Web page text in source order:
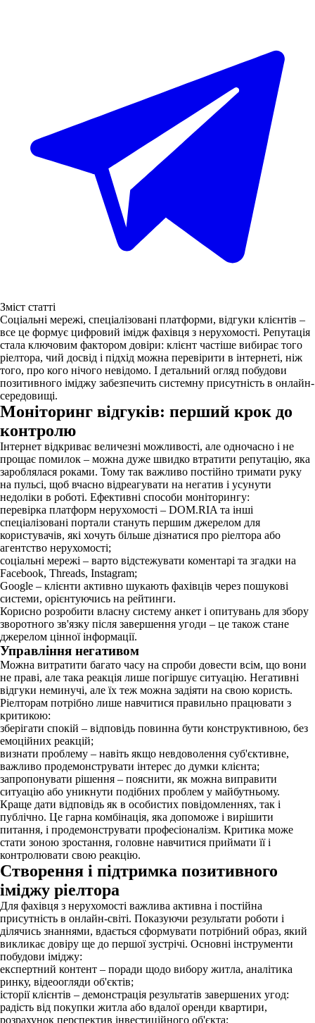
Зміст статті
Соціальні мережі, спеціалізовані платформи, відгуки клієнтів –
все це формує цифровий імідж фахівця з нерухомості. Репутація
стала ключовим фактором довіри: клієнт частіше вибирає того
ріелтора, чий досвід і підхід можна перевірити в інтернеті, ніж
того, про кого нічого невідомо. І детальний огляд побудови
позитивного іміджу забезпечить системну присутність в онлайн-
середовищі.
Моніторинг відгуків: перший крок до
контролю
Інтернет відкриває величезні можливості, але одночасно і не
прощає помилок – можна дуже швидко втратити репутацію, яка
зароблялася роками. Тому так важливо постійно тримати руку
на пульсі, щоб вчасно відреагувати на негатив і усунути
недоліки в роботі. Ефективні способи моніторингу:
перевірка платформ нерухомості – DOM.RIA та інші
спеціалізовані портали стануть першим джерелом для
користувачів, які хочуть більше дізнатися про ріелтора або
агентство нерухомості;
соціальні мережі – варто відстежувати коментарі та згадки на
Facebook, Threads, Instagram;
Google – клієнти активно шукають фахівців через пошукові
системи, орієнтуючись на рейтинги.
Корисно розробити власну систему анкет і опитувань для збору
зворотного зв'язку після завершення угоди – це також стане
джерелом цінної інформації.
Управління негативом
Можна витратити багато часу на спроби довести всім, що вони
не праві, але така реакція лише погіршує ситуацію. Негативні
відгуки неминучі, але їх теж можна задіяти на свою користь.
Ріелторам потрібно лише навчитися правильно працювати з
критикою:
зберігати спокій – відповідь повинна бути конструктивною, без
емоційних реакцій;
визнати проблему – навіть якщо невдоволення суб'єктивне,
важливо продемонструвати інтерес до думки клієнта;
запропонувати рішення – пояснити, як можна виправити
ситуацію або уникнути подібних проблем у майбутньому.
Краще дати відповідь як в особистих повідомленнях, так і
публічно. Це гарна комбінація, яка допоможе і вирішити
питання, і продемонструвати професіоналізм. Критика може
стати зоною зростання, головне навчитися приймати її і
контролювати свою реакцію.
Створення і підтримка позитивного
іміджу ріелтора
Для фахівця з нерухомості важлива активна і постійна
присутність в онлайн-світі. Показуючи результати роботи і
ділячись знаннями, вдається сформувати потрібний образ, який
викликає довіру ще до першої зустрічі. Основні інструменти
побудови іміджу:
експертний контент – поради щодо вибору житла, аналітика
ринку, відеоогляди об'єктів;
історії клієнтів – демонстрація результатів завершених угод:
радість від покупки житла або вдалої оренди квартири,
розрахунок перспектив інвестиційного об'єкта;